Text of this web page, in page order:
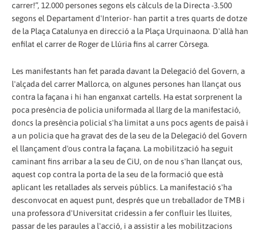
carrer!”, 12.000 persones segons els càlculs de la Directa -3.500
segons el Departament d'Interior- han partit a tres quarts de dotze
de la Plaça Catalunya en direcció a la Plaça Urquinaona. D'allà han
enfilat el carrer de Roger de Llúria fins al carrer Còrsega.
Les manifestants han fet parada davant la Delegació del Govern, a
l'alçada del carrer Mallorca, on algunes persones han llançat ous
contra la façana i hi han enganxat cartells. Ha estat sorprenent la
poca presència de policia uniformada al llarg de la manifestació,
doncs la presència policial s'ha limitat a uns pocs agents de paisà i
a un policia que ha gravat des de la seu de la Delegació del Govern
el llançament d'ous contra la façana. La mobilització ha seguit
caminant fins arribar a la seu de CiU, on de nou s'han llançat ous,
aquest cop contra la porta de la seu de la formació que està
aplicant les retallades als serveis públics. La manifestació s'ha
desconvocat en aquest punt, després que un treballador de TMB i
una professora d'Universitat cridessin a fer confluir les lluites,
passar de les paraules a l'acció, i a assistir a les mobilitzacions